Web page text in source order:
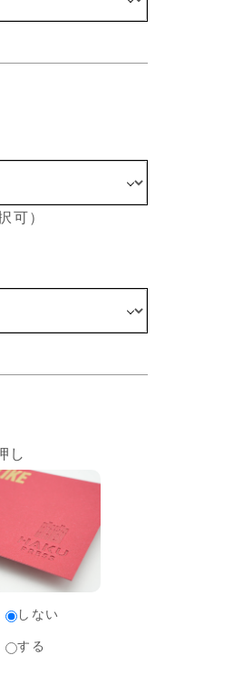
可）
し
しない
する